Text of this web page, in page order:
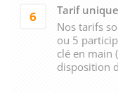
6
Tarif unique
Nos tarifs
ou 5
clé en main
disposition